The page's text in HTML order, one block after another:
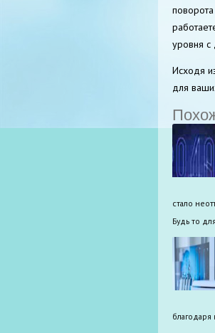
уровня с
Исходя
для
стало
Будь то